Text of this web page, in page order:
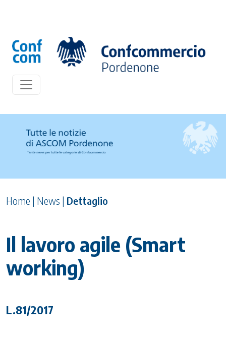
Home | News | Dettaglio
Il lavoro agile (Smart
working)
L.81/2017